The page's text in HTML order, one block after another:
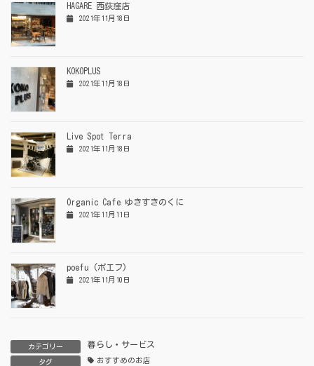
HAGARE 西荻窪店
2021年11月18日
KOKOPLUS
2021年11月18日
Live Spot Terra
2021年11月18日
Organic Cafe ゆきすきのくに
2021年11月11日
poefu (ポエフ)
2021年11月10日
カテゴリー 暮らし・サービス
タグ おすすめのお店